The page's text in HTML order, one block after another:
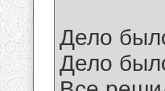
Дело
Дело